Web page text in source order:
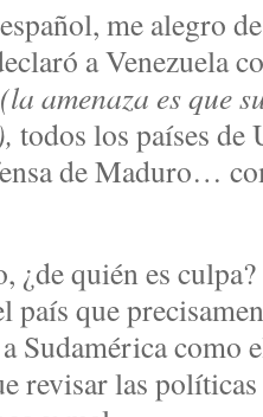
me alegro
a Venezuela
amenaza es que
todos los países
de Maduro…
¿de quién es
país que
Sudamérica como
revisar las